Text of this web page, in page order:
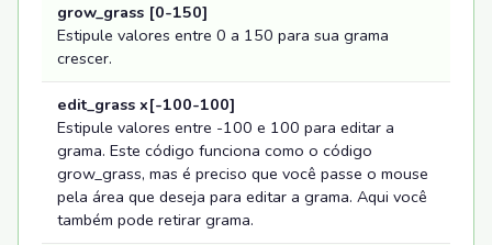
grow_grass [0-150]
Estipule valores entre 0 a 150 para sua grama
crescer.
edit_grass x[-100-100]
Estipule valores entre -100 e 100 para editar a
grama. Este código funciona como o código
grow_grass, mas é preciso que você passe o mouse
pela área que deseja para editar a grama. Aqui você
também pode retirar grama.